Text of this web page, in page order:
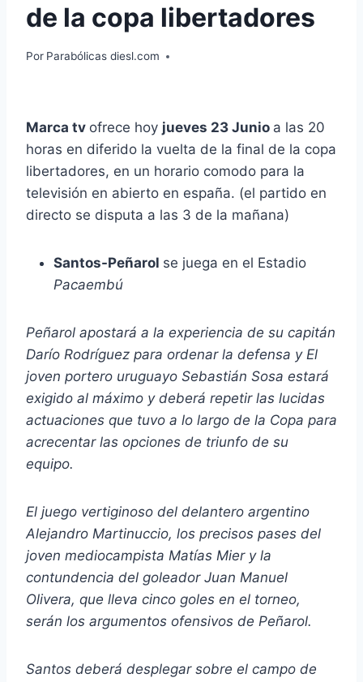
de la copa libertadores
Por Parabólicas diesl.com
Marca tv ofrece hoy jueves 23 Junio a las 20
horas en diferido la vuelta de la final de la copa
libertadores, en un horario comodo para la
televisión en abierto en españa. (el partido en
directo se disputa a las 3 de la mañana)
Santos-Peñarol se juega en el Estadio
Pacaembú
Peñarol apostará a la experiencia de su capitán
Darío Rodríguez para ordenar la defensa y El
joven portero uruguayo Sebastián Sosa estará
exigido al máximo y deberá repetir las lucidas
actuaciones que tuvo a lo largo de la Copa para
acrecentar las opciones de triunfo de su
equipo.
El juego vertiginoso del delantero argentino
Alejandro Martinuccio, los precisos pases del
joven mediocampista Matías Mier y la
contundencia del goleador Juan Manuel
Olivera, que lleva cinco goles en el torneo,
serán los argumentos ofensivos de Peñarol.
Santos deberá desplegar sobre el campo de